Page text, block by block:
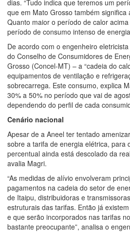
dias. “Tudo indica que teremos um
que em Mato Grosso também significa
Quanto maior o período de calor
período de consumo intenso de
De acordo com o engenheiro
do Conselho de Consumidores de
Grosso (Concel-MT) – a “cadeia do
equipamentos de ventilação e
sobrecarrega. Este consumo, explica
30% a 50% no período que vai de
dependendo do perfil de cada
Cenário nacional
Apesar de a Aneel ter tentado
sobre a tarifa de energia elétrica, para
percentual ainda está descolado da
avalia Magri.
“As medidas de alívio envolveram
pagamentos na cadeia do setor de
de Itaipu, distribuidoras e
estruturais das tarifas. Então já
e que serão incorporados nas tarifas
bastante preocupante”, analisa o